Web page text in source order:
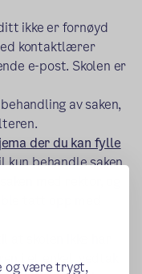
og være trygt,
ikke er fornøyd
kontaktlærer
e-post. Skolen er
av saken,
der du kan fylle
behandle saken
tatt opp med
skolen ikke har
i et enkeltvedtak